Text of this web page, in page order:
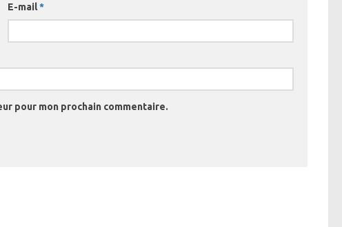
E-mail*
pour mon prochain commentaire.